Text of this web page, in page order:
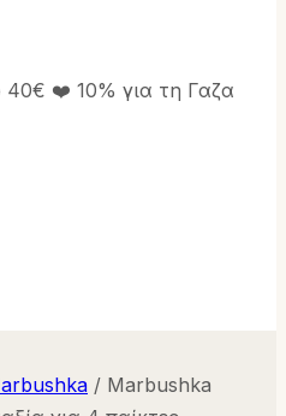
❤️ 10% για τη Γαζα
/ Marbushka